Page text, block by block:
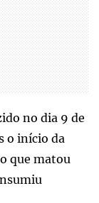
no dia 9 de
o início da
que matou